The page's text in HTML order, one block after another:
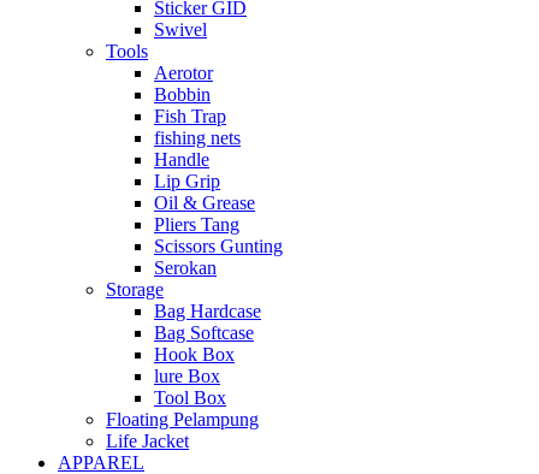
Sticker GID
Swivel
Tools
Aerotor
Bobbin
Fish Trap
fishing nets
Handle
Lip Grip
Oil & Grease
Pliers Tang
Scissors Gunting
Serokan
Storage
Bag Hardcase
Bag Softcase
Hook Box
lure Box
Tool Box
Floating Pelampung
Life Jacket
APPAREL